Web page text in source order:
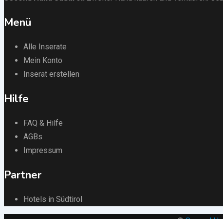
Menü
Alle Inserate
Mein Konto
Inserat erstellen
Hilfe
FAQ & Hilfe
AGBs
Impressum
Partner
Hotels in Südtirol